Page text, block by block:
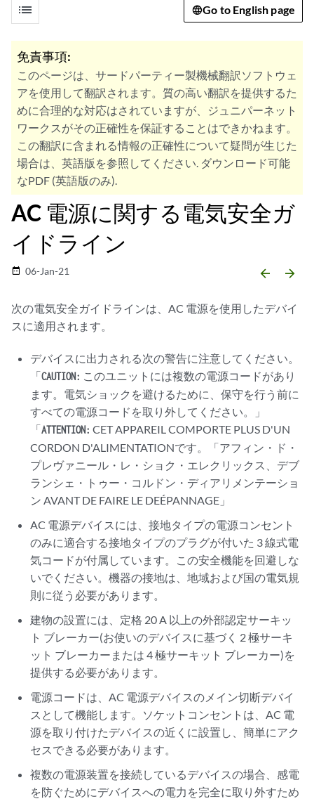
list Go to English page
免責事項:
このページは、サードパーティー製機械翻訳ソフトウェ
アを使用して翻訳されます。質の高い翻訳を提供するた
めに合理的な対応はされていますが、ジュニパーネット
ワークスがその正確性を保証することはできかねます。
この翻訳に含まれる情報の正確性について疑問が生じた
場合は、英語版を参照してください. ダウンロード可能
なPDF (英語版のみ).
AC 電源に関する電気安全ガ
イドライン
date_range 06-Jan-21 arrow_backward arrow_forward
次の電気安全ガイドラインは、AC 電源を使用したデバイ
スに適用されます。
デバイスに出力される次の警告に注意してください。
「CAUTION: このユニットには複数の電源コードがあり
ます。電気ショックを避けるために、保守を行う前に
すべての電源コードを取り外してください。」
「ATTENTION: CET APPAREIL COMPORTE PLUS D'UN
CORDON D'ALIMENTATIONです。「アフィン・ド・
プレヴァニール・レ・ショク・エレクリックス、デブ
ランシェ・トゥー・コルドン・ディアリメンテーショ
ン AVANT DE FAIRE LE DEÉPANNAGE」
AC 電源デバイスには、接地タイプの電源コンセント
のみに適合する接地タイプのプラグが付いた 3 線式電
気コードが付属しています。この安全機能を回避しな
いでください。機器の接地は、地域および国の電気規
則に従う必要があります。
建物の設置には、定格 20 A 以上の外部認定サーキッ
ト ブレーカー(お使いのデバイスに基づく 2 極サーキ
ット ブレーカーまたは 4 極サーキット ブレーカー)を
提供する必要があります。
電源コードは、AC 電源デバイスのメイン切断デバイ
スとして機能します。ソケットコンセントは、AC 電
源を取り付けたデバイスの近くに設置し、簡単にアク
セスできる必要があります。
複数の電源装置を接続しているデバイスの場合、感電
を防ぐためにデバイスへの電力を完全に取り外すため